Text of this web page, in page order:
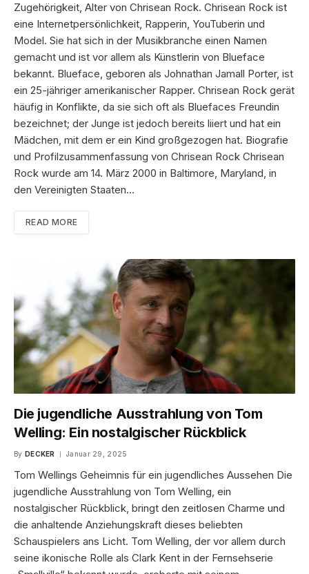
Zugehörigkeit, Alter von Chrisean Rock. Chrisean Rock ist
eine Internetpersönlichkeit, Rapperin, YouTuberin und
Model. Sie hat sich in der Musikbranche einen Namen
gemacht und ist vor allem als Künstlerin von Blueface
bekannt. Blueface, geboren als Johnathan Jamall Porter, ist
ein 25-jähriger amerikanischer Rapper. Chrisean Rock gerät
häufig in Konflikte, da sie sich oft als Bluefaces Freundin
bezeichnet; der Junge ist jedoch bereits liiert und hat ein
Mädchen, mit dem er ein Kind großgezogen hat. Biografie
und Profilzusammenfassung von Chrisean Rock Chrisean
Rock wurde am 14. März 2000 in Baltimore, Maryland, in
den Vereinigten Staaten…
READ MORE
Die jugendliche Ausstrahlung von Tom
Welling: Ein nostalgischer Rückblick
By DECKER Januar 29, 2025
Tom Wellings Geheimnis für ein jugendliches Aussehen Die
jugendliche Ausstrahlung von Tom Welling, ein
nostalgischer Rückblick, bringt den zeitlosen Charme und
die anhaltende Anziehungskraft dieses beliebten
Schauspielers ans Licht. Tom Welling, der vor allem durch
seine ikonische Rolle als Clark Kent in der Fernsehserie